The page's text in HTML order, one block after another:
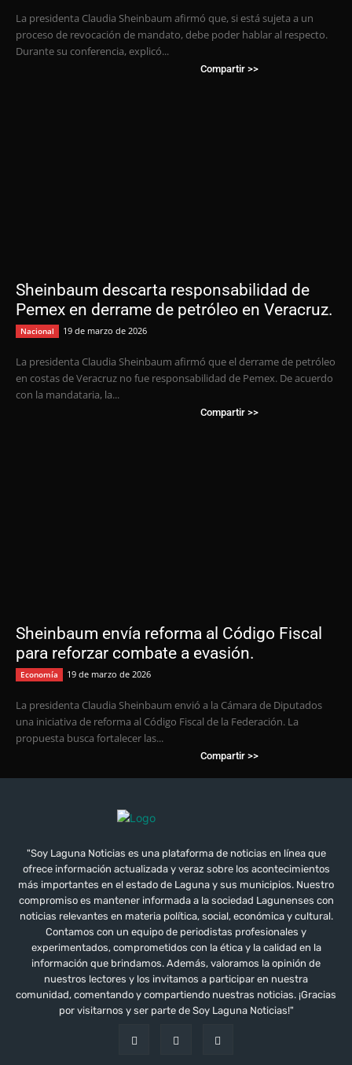
La presidenta Claudia Sheinbaum afirmó que, si está sujeta a un
proceso de revocación de mandato, debe poder hablar al respecto.
Durante su conferencia, explicó...
Compartir >>
Sheinbaum descarta responsabilidad de
Pemex en derrame de petróleo en Veracruz.
Nacional 19 de marzo de 2026
La presidenta Claudia Sheinbaum afirmó que el derrame de petróleo
en costas de Veracruz no fue responsabilidad de Pemex. De acuerdo
con la mandataria, la...
Compartir >>
Sheinbaum envía reforma al Código Fiscal
para reforzar combate a evasión.
Economía 19 de marzo de 2026
La presidenta Claudia Sheinbaum envió a la Cámara de Diputados
una iniciativa de reforma al Código Fiscal de la Federación. La
propuesta busca fortalecer las...
Compartir >>
"Soy Laguna Noticias es una plataforma de noticias en línea que
ofrece información actualizada y veraz sobre los acontecimientos
más importantes en el estado de Laguna y sus municipios. Nuestro
compromiso es mantener informada a la sociedad Lagunenses con
noticias relevantes en materia política, social, económica y cultural.
Contamos con un equipo de periodistas profesionales y
experimentados, comprometidos con la ética y la calidad en la
información que brindamos. Además, valoramos la opinión de
nuestros lectores y los invitamos a participar en nuestra
comunidad, comentando y compartiendo nuestras noticias. ¡Gracias
por visitarnos y ser parte de Soy Laguna Noticias!"